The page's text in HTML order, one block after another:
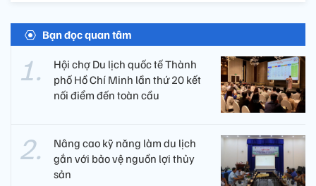
Bạn đọc quan tâm
Hội chợ Du lịch quốc tế Thành
phố Hồ Chí Minh lần thứ 20 kết
nối điểm đến toàn cầu
Nâng cao kỹ năng làm du lịch
gắn với bảo vệ nguồn lợi thủy
sản